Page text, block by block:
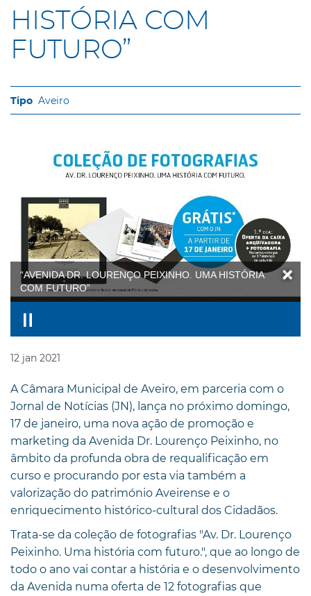
HISTÓRIA COM
FUTURO”
Aveiro
“AVENIDA DR. LOURENÇO PEIXINHO. UMA HISTÓRIA
COM FUTURO”
12 jan 2021
A Câmara Municipal de Aveiro, em parceria com o
Jornal de Notícias (JN), lança no próximo domingo,
17 de janeiro, uma nova ação de promoção e
marketing da Avenida Dr. Lourenço Peixinho, no
âmbito da profunda obra de requalificação em
curso e procurando por esta via também a
valorização do património Aveirense e o
enriquecimento histórico-cultural dos Cidadãos.
Trata-se da coleção de fotografias "Av. Dr. Lourenço
Peixinho. Uma história com futuro.", que ao longo de
todo o ano vai contar a história e o desenvolvimento
da Avenida numa oferta de 12 fotografias que